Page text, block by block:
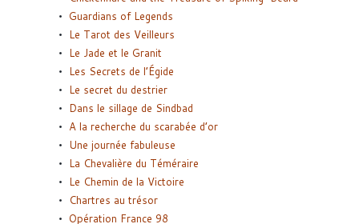
Guardians of Legends
Le Tarot des Veilleurs
Le Jade et le Granit
Les Secrets de l’Égide
Le secret du destrier
Dans le sillage de Sindbad
A la recherche du scarabée d’or
Une journée fabuleuse
La Chevalière du Téméraire
Le Chemin de la Victoire
Chartres au trésor
Opération France 98